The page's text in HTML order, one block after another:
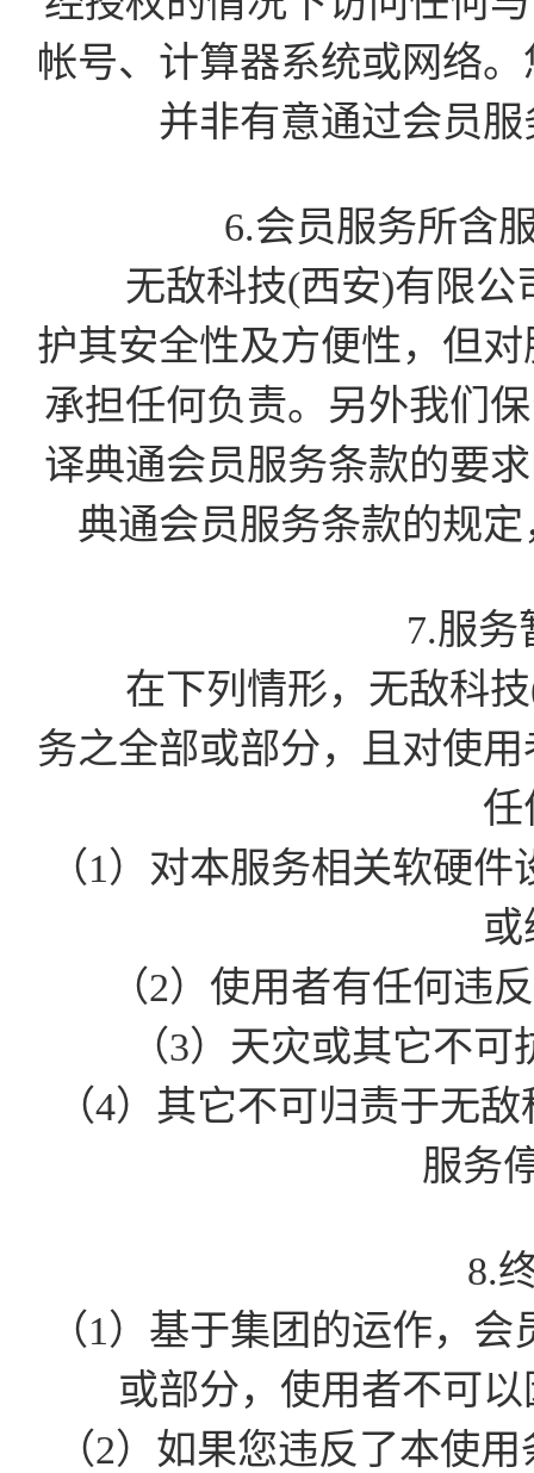
帐号、计算器系统或网络
并非有意通过会员
6.会员服务所含
无敌科技(西安)有限公
护其安全性及方便性，但
承担任何负责。另外我们
译典通会员服务条款的要
典通会员服务条款的规
7.服务
在下列情形，无敌科技(
务之全部或部分，且对使
任
（1）对本服务相关软硬
或
（2）使用者有任何违
（3）天灾或其它不
（4）其它不可归责于无
服务
8.
（1）基于集团的运作，
或部分，使用者不可
（2）如果您违反了本使